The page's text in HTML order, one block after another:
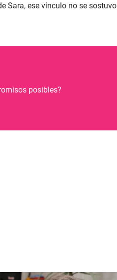
Sara, ese vínculo no se sostuvo
posibles?